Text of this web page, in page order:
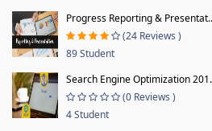
Progress Reporting &
(24 Reviews )
89 Student
Search Engine Optimization
(0 Reviews )
4 Student